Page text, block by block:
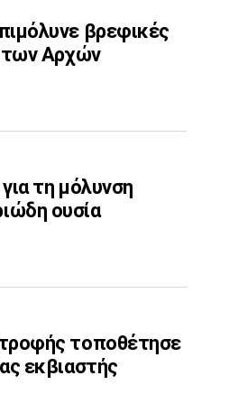
βρεφικές
των Αρχών
τη μόλυνση
ουσία
τοποθέτησε
εκβιαστής